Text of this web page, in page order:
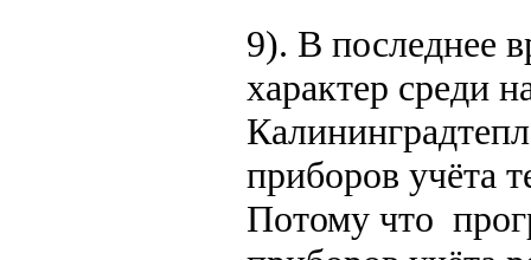
9). В последнее
характер среди
приборов учёта
Потому что